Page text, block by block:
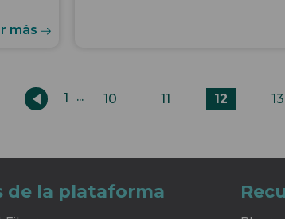
más
1 ... 10 11 12 13
de la plataforma